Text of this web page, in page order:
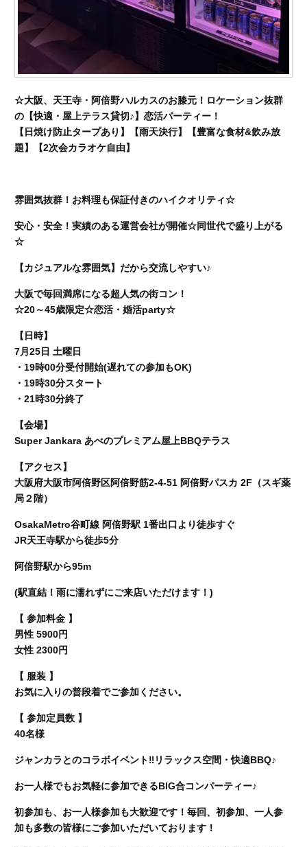
☆大阪、天王寺・阿倍野ハルカスのお膝元！ロケーション抜群
の【快適・屋上テラス貸切♪】恋活パーティー！
【日焼け防止タープあり】【雨天決行】【豊富な食材&飲み放
題】【2次会カラオケ自由】
雰囲気抜群！お料理も保証付きのハイクオリティ☆
安心・安全！実績のある運営会社が開催☆同世代で盛り上がる
☆
【カジュアルな雰囲気】だから交流しやすい♪
大阪で毎回満席になる超人気の街コン！
☆20～45歳限定☆恋活・婚活party☆
【日時】
7月25日 土曜日
・19時00分受付開始(遅れての参加もOK)
・19時30分スタート
・21時30分終了
【会場】
Super Jankara あべのプレミアム屋上BBQテラス
【アクセス】
大阪府大阪市阿倍野区阿倍野筋2-4-51 阿倍野パスカ 2F（スギ薬
局２階）
OsakaMetro谷町線 阿倍野駅 1番出口より徒歩すぐ
JR天王寺駅から徒歩5分
阿倍野駅から95m
(駅直結！雨に濡れずにご来店いただけます！)
【 参加料金 】
男性 5900円
女性 2300円
【 服装 】
お気に入りの普段着でご参加ください。
【 参加定員数 】
40名様
ジャンカラとのコラボイベント‼︎リラックス空間・快適BBQ♪
お一人様でもお気軽に参加できるBIG合コンパーティー♪
初参加も、お一人様参加も大歓迎です！毎回、初参加、一人参
加も多数の皆様にご参加いただいております！